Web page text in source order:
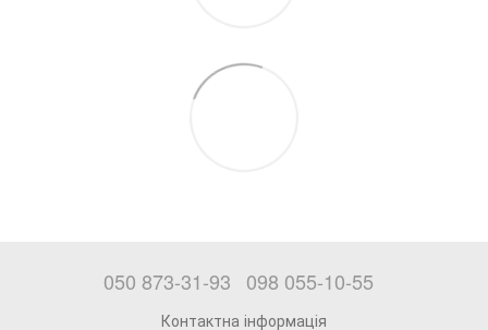
050 873-31-93 098 055-10-55
Контактна інформація